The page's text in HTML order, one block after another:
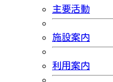
主要活動
施設案内
利用案内